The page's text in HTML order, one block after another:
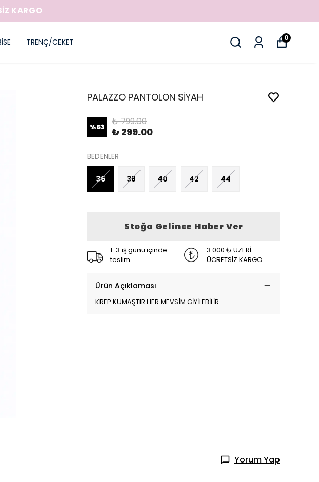
KARGO
TRENÇ/CEKET 0
PALAZZO PANTOLON SİYAH
%63 ₺ 799.00
₺ 299.00
BEDENLER
36 38 40 42 44
Stoğa Gelince Haber Ver
1-3 iş günü içinde
teslim
3.000 ₺ ÜZERİ
ÜCRETSİZ KARGO
Ürün Açıklaması
KREP KUMAŞTIR HER MEVSİM GİYİLEBİLİR.
Yorum Yap